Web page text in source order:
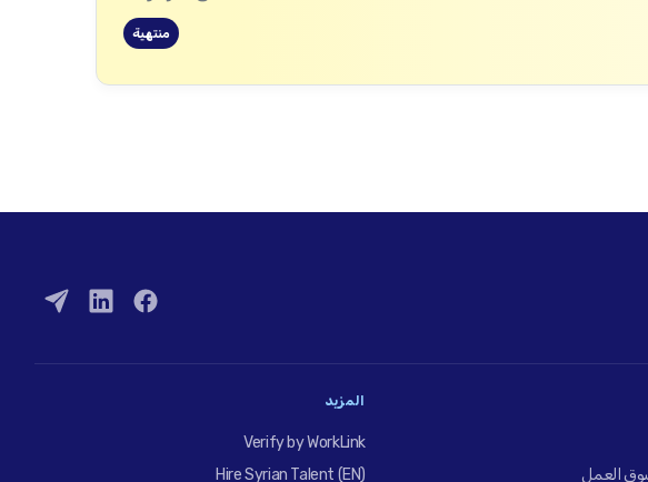
منتهية
العمل
المزيد
Verify by WorkLink
Hire Syrian Talent (EN)